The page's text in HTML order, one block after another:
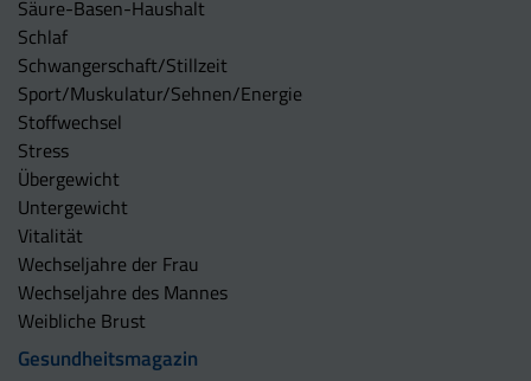
Säure-Basen-Haushalt
Schlaf
Schwangerschaft/Stillzeit
Sport/Muskulatur/Sehnen/Energie
Stoffwechsel
Stress
Übergewicht
Untergewicht
Vitalität
Wechseljahre der Frau
Wechseljahre des Mannes
Weibliche Brust
Gesundheitsmagazin